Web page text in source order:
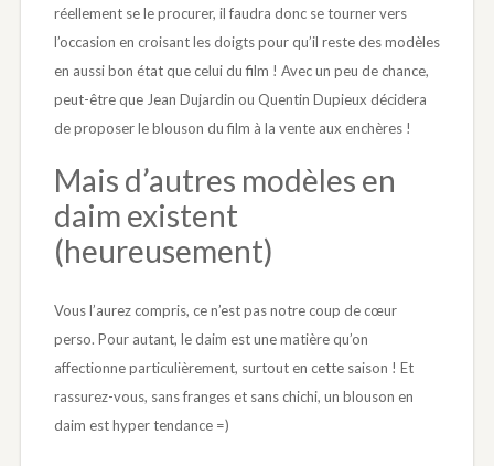
réellement se le procurer, il faudra donc se tourner vers
l’occasion en croisant les doigts pour qu’il reste des modèles
en aussi bon état que celui du film ! Avec un peu de chance,
peut-être que Jean Dujardin ou Quentin Dupieux décidera
de proposer le blouson du film à la vente aux enchères !
Mais d’autres modèles en
daim existent
(heureusement)
Vous l’aurez compris, ce n’est pas notre coup de cœur
perso. Pour autant, le daim est une matière qu’on
affectionne particulièrement, surtout en cette saison ! Et
rassurez-vous, sans franges et sans chichi, un blouson en
daim est hyper tendance =)